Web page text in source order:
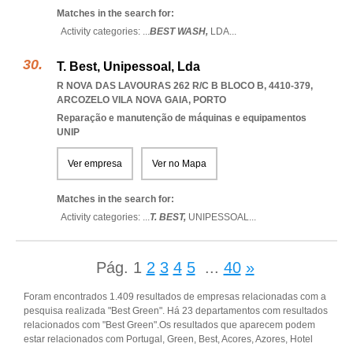
Matches in the search for:
Activity categories: ...BEST WASH, LDA...
T. Best, Unipessoal, Lda
R NOVA DAS LAVOURAS 262 R/C B BLOCO B, 4410-379,
ARCOZELO VILA NOVA GAIA, PORTO
Reparação e manutenção de máquinas e equipamentos
UNIP
Ver empresa Ver no Mapa
Matches in the search for:
Activity categories: ...T. BEST, UNIPESSOAL...
Pág. 1 2 3 4 5 ... 40 »
Foram encontrados 1.409 resultados de empresas relacionadas com a
pesquisa realizada "Best Green". Há 23 departamentos com resultados
relacionados com "Best Green".Os resultados que aparecem podem
estar relacionados com Portugal, Green, Best, Acores, Azores, Hotel